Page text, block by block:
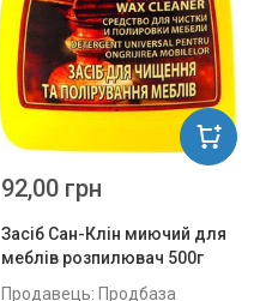
Засіб Сан-Клін миючий для
меблів розпилювач 500г
Продавець: Продбаза
92,00 грн